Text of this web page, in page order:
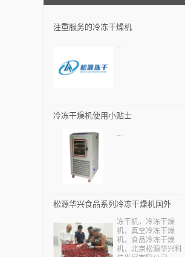
注重服务的冷冻干燥机
...
冷冻干燥机使用小贴士
...
松源华兴食品系列冷冻干燥机国外
用户—土耳其
冻干机，冷冻干燥
机，真空冷冻干燥
机，食品冷冻干燥
机，北京松源华兴科